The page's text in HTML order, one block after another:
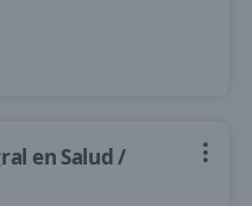
en Salud /